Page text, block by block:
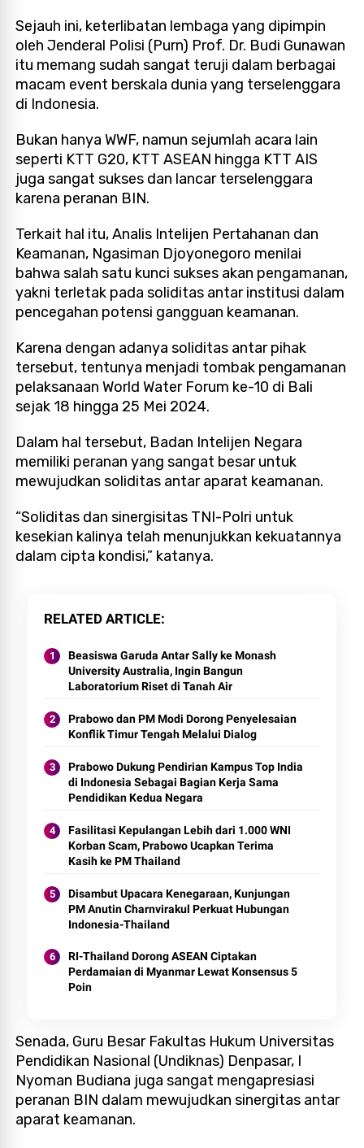
Sejauh ini, keterlibatan lembaga yang dipimpin
oleh Jenderal Polisi (Purn) Prof. Dr. Budi Gunawan
itu memang sudah sangat teruji dalam berbagai
macam event berskala dunia yang terselenggara
di Indonesia.
Bukan hanya WWF, namun sejumlah acara lain
seperti KTT G20, KTT ASEAN hingga KTT AIS
juga sangat sukses dan lancar terselenggara
karena peranan BIN.
Terkait hal itu, Analis Intelijen Pertahanan dan
Keamanan, Ngasiman Djoyonegoro menilai
bahwa salah satu kunci sukses akan pengamanan,
yakni terletak pada soliditas antar institusi dalam
pencegahan potensi gangguan keamanan.
Karena dengan adanya soliditas antar pihak
tersebut, tentunya menjadi tombak pengamanan
pelaksanaan World Water Forum ke-10 di Bali
sejak 18 hingga 25 Mei 2024.
Dalam hal tersebut, Badan Intelijen Negara
memiliki peranan yang sangat besar untuk
mewujudkan soliditas antar aparat keamanan.
“Soliditas dan sinergisitas TNI-Polri untuk
kesekian kalinya telah menunjukkan kekuatannya
dalam cipta kondisi,” katanya.
RELATED ARTICLE
Beasiswa Garuda Antar Sally ke Monash
University Australia, Ingin Bangun
Laboratorium Riset di Tanah Air
Prabowo dan PM Modi Dorong Penyelesaian
Konflik Timur Tengah Melalui Dialog
Prabowo Dukung Pendirian Kampus Top India
di Indonesia Sebagai Bagian Kerja Sama
Pendidikan Kedua Negara
Fasilitasi Kepulangan Lebih dari 1.000 WNI
Korban Scam, Prabowo Ucapkan Terima
Kasih ke PM Thailand
Disambut Upacara Kenegaraan, Kunjungan
PM Anutin Charnvirakul Perkuat Hubungan
Indonesia-Thailand
RI-Thailand Dorong ASEAN Ciptakan
Perdamaian di Myanmar Lewat Konsensus 5
Poin
Senada, Guru Besar Fakultas Hukum Universitas
Pendidikan Nasional (Undiknas) Denpasar, I
Nyoman Budiana juga sangat mengapresiasi
peranan BIN dalam mewujudkan sinergitas antar
aparat keamanan.